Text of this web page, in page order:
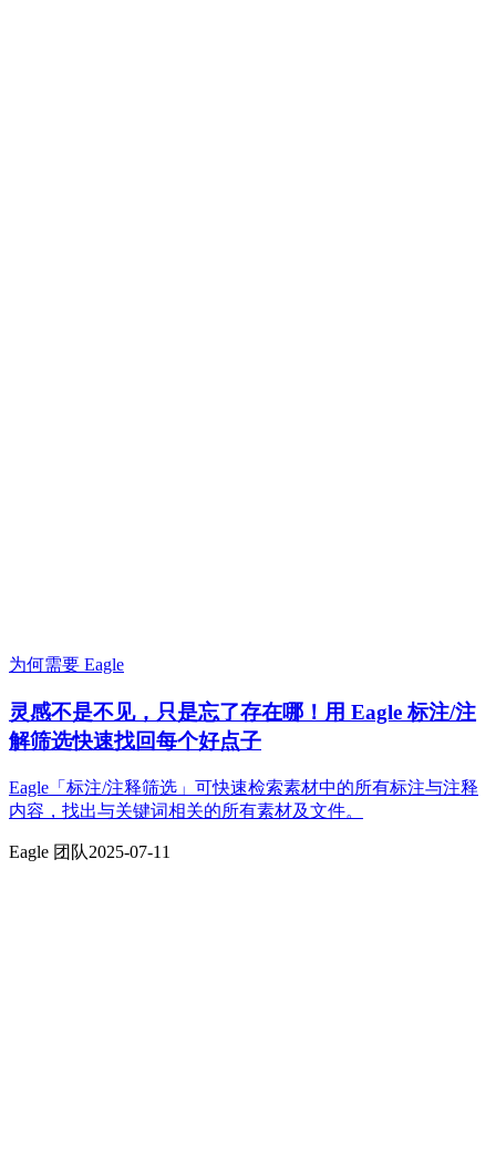
为何需要 Eagle
灵感不是不见，只是忘了存在哪！用 Eagle 标注/注
解筛选快速找回每个好点子
Eagle「标注/注释筛选」可快速检索素材中的所有标注与注释
内容，找出与关键词相关的所有素材及文件。
Eagle 团队2025-07-11